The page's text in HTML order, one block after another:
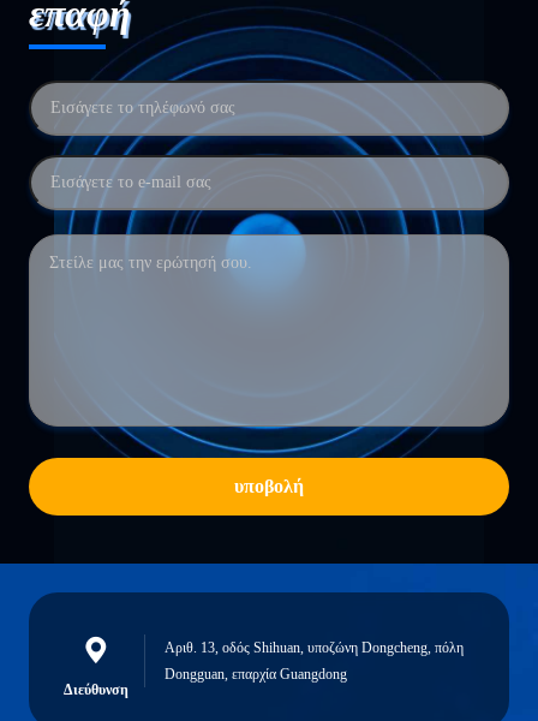
επαφή
υποβολή
Διεύθυνση
Αριθ. 13, οδός Shihuan, υποζώνη Dongcheng, πόλη
Dongguan, επαρχία Guangdong